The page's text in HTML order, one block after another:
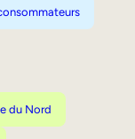
du Nord